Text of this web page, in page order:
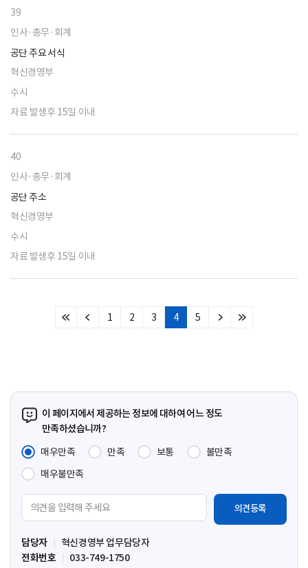
39
인사·총무·회계
공단 주요 서식
혁신경영부
수시
자료 발생후 15일 이내
40
인사·총무·회계
공단 주소
혁신경영부
수시
자료 발생후 15일 이내
처
이
1 2 3 4 5
다
마
이 페이지에서 제공하는 정보에 대하여 어느 정도
만족하셨습니까?
매우만족
만족 보통
불만족
매우불만족
견
입
력
담당자
혁신경영부 업무담당자
전화번호
033-749-1750